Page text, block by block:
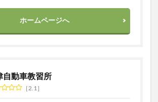
ホームページへ
自動車教習所
2.1